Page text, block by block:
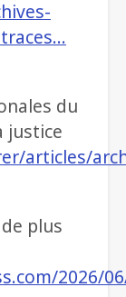
du
justice
articles/
plus
2026/